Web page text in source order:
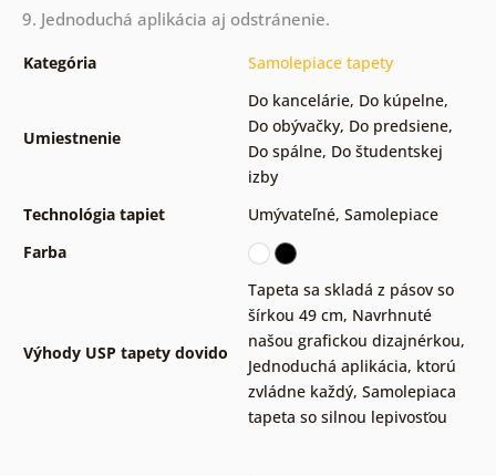
9. Jednoduchá aplikácia aj odstránenie.
Kategória Samolepiace tapety
Umiestnenie
Do kancelárie, Do kúpelne,
Do obývačky, Do predsiene,
Do spálne, Do študentskej
izby
Technológia tapiet
Umývateľné, Samolepiace
Farba
Výhody USP tapety dovido
Tapeta sa skladá z pásov so
šírkou 49 cm, Navrhnuté
našou grafickou dizajnérkou,
Jednoduchá aplikácia, ktorú
zvládne každý, Samolepiaca
tapeta so silnou lepivosťou